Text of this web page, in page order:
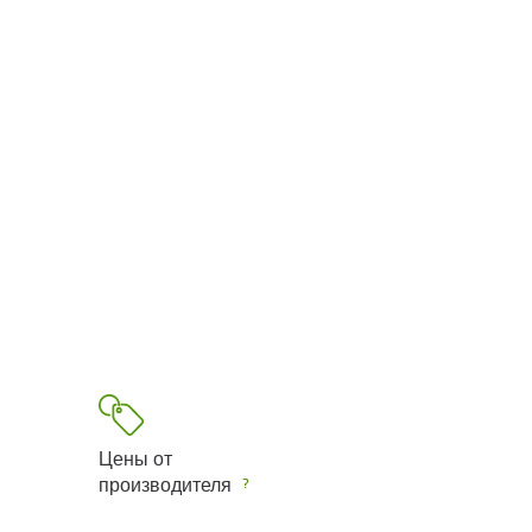
Цены от
производителя